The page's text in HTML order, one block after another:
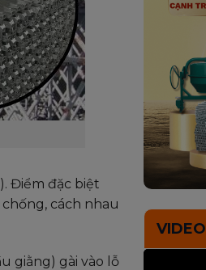
). Điểm đặc biệt
cách nhau
giằng) gài vào lỗ
VIDEO